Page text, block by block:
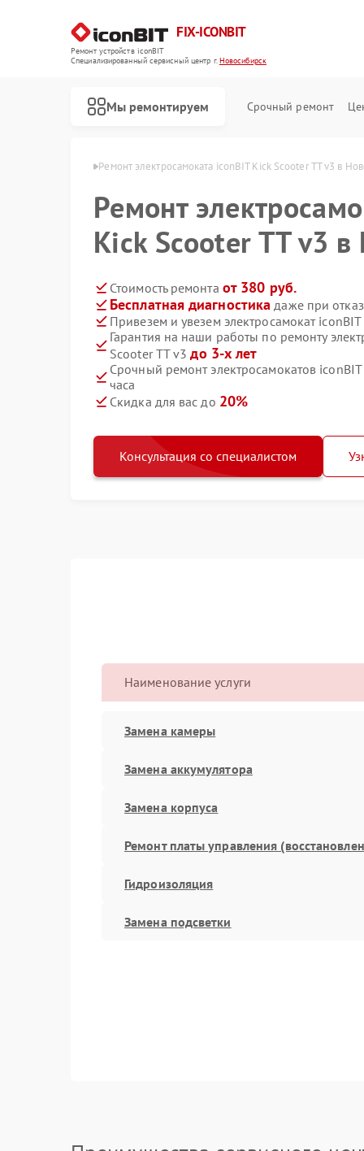
FIX-ICONBIT
Ремонт устройств iconBIT
Специализированный cервисный центр г.Новосибирск
Мы ремонтируем Срочный ремонт
в Новосибирске Ремонт электросамоката iconBIT Kick Scooter TT v3 в
Ремонт
Kick Scooter TT v3 в
Стоимость ремонта от 380 руб.
Бесплатная диагностика даже при
Привезем и увезем электросамокат
Гарантия на наши работы по ремонту
Scooter TT v3до 3-х лет
Срочный ремонт электросамокатов
часа
Скидка для вас до 20%
Консультация со специалистом
Наименование услуги
Замена камеры
Замена аккумулятора
Замена корпуса
Ремонт платы управления
Гидроизоляция
Замена подсветки